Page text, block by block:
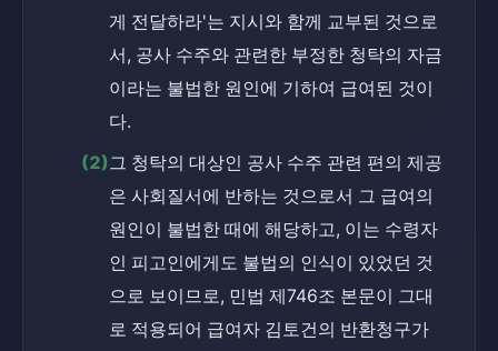
게 전달하라'는 지시와 함께 교부된 것으로
서, 공사 수주와 관련한 부정한 청탁의 자금
이라는 불법한 원인에 기하여 급여된 것이
다.
(2)그 청탁의 대상인 공사 수주 관련 편의 제공
은 사회질서에 반하는 것으로서 그 급여의
원인이 불법한 때에 해당하고, 이는 수령자
인 피고인에게도 불법의 인식이 있었던 것
으로 보이므로, 민법 제746조 본문이 그대
로 적용되어 급여자 김토건의 반환청구가